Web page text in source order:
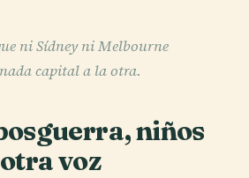
ni Sídney ni Melbourne
capital a la otra.
niños
voz